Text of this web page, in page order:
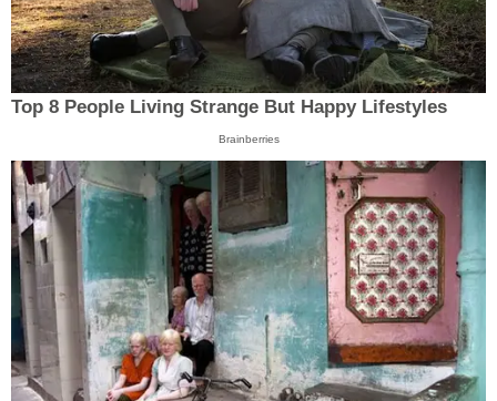
Top 8 People Living Strange But Happy Lifestyles
Brainberries